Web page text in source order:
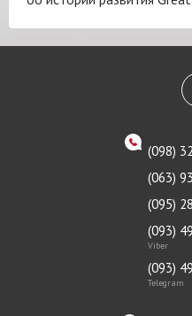
(098)
(063)
(095)
(093)
Viber
(093)
Telegram